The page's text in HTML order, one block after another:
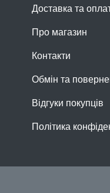
Доставка та
Про магазин
Контакти
Обмін та
Відгуки покупців
Політика